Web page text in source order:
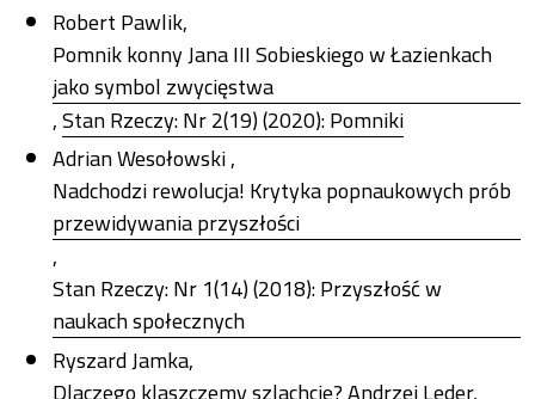
Robert Pawlik,
Pomnik konny Jana III Sobieskiego w Łazienkach
jako symbol zwycięstwa
,Stan Rzeczy: Nr 2(19) (2020): Pomniki
Adrian Wesołowski ,
Nadchodzi rewolucja! Krytyka popnaukowych prób
przewidywania przyszłości
,
Stan Rzeczy: Nr 1(14) (2018): Przyszłość w
naukach społecznych
Ryszard Jamka,